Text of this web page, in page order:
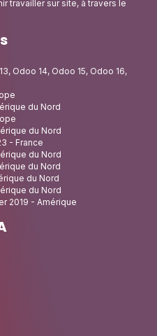
travailler sur site, à travers le
Odoo 14, Odoo 15, Odoo 16,
du Nord
du Nord
- France
du Nord
du Nord
du Nord
du Nord
2019 - Amérique